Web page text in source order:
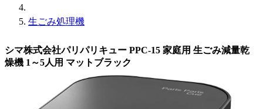
生ごみ処理機
シマ株式会社パリパリキュー PPC-15 家庭用 生ごみ減量乾
燥機 1～5人用 マットブラック